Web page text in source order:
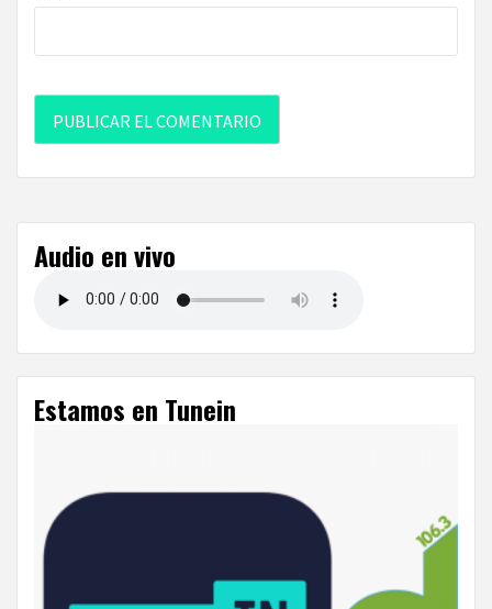
Audio en vivo
Estamos en Tunein